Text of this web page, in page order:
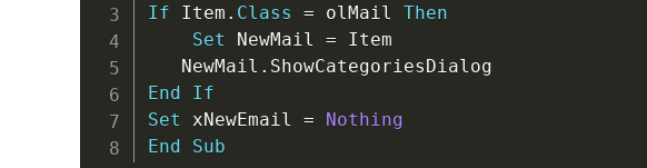
If Item . Class = olMail Then
Set NewMail = Item
   NewMail
.
End
If
Set xNewEmail =
Nothing
End
Sub